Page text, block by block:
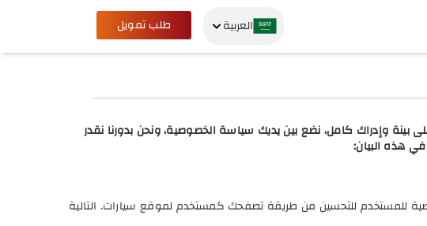
العربية طلب تمويل
وإدراك كامل، نضع بين يديك سياسة الخصوصية، ونحن بدورنا نقدر
هذه البيان:
للمستخدم للتحسين من طريقة تصفحك كمستخدم لموقع سيارات. التالية